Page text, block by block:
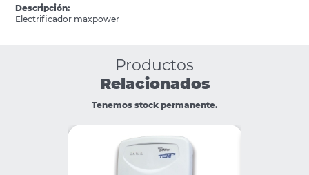
Descripción:
Electrificador maxpower
Productos
Relacionados
Tenemos stock permanente.